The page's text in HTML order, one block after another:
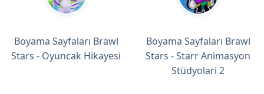
Boyama Sayfaları Brawl
Stars - Oyuncak Hikayesi
Boyama Sayfaları Brawl
Stars - Starr Animasyon
Stüdyolari 2